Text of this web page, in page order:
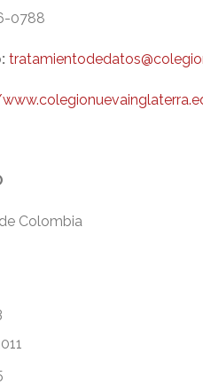
0788
Colombia